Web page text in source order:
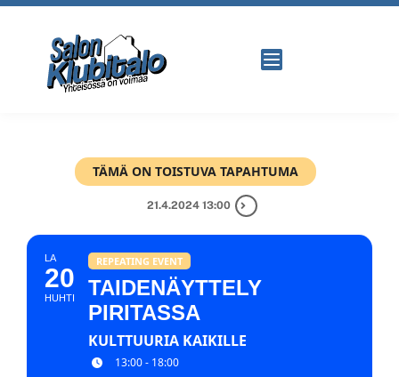
TÄMÄ ON TOISTUVA TAPAHTUMA
21.4.2024 13:00
LA
20
HUHTI
REPEATING EVENT
TAIDENÄYTTELY
PIRITASSA
KULTTUURIA KAIKILLE
13:00 - 18:00